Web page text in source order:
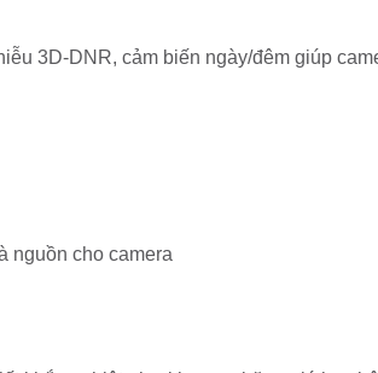
3D-DNR, cảm biến ngày/đêm giúp
nguồn cho camera